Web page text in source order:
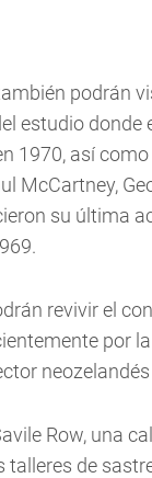
podrán
estudio donde
1970, así
McCartney,
su última
revivir el
por
Row, una
talleres de